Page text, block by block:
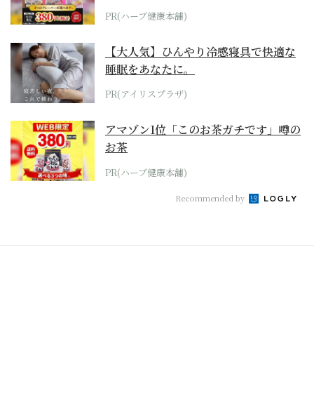
PR(ハーブ健康本舗)
【大人気】ひんやり冷感寝具で快適な
睡眠をあなたに。
PR(アイリスプラザ)
アマゾン1位「このお茶ガチです」噂の
お茶
PR(ハーブ健康本舗)
Recommended by